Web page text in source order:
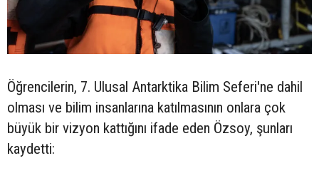
Öğrencilerin, 7. Ulusal Antarktika Bilim Seferi'ne dahil
olması ve bilim insanlarına katılmasının onlara çok
büyük bir vizyon kattığını ifade eden Özsoy, şunları
kaydetti: